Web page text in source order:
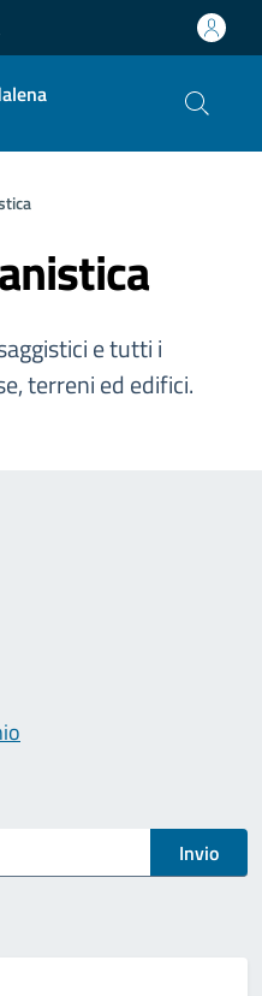
e tutti i
terreni ed edifici.
Invio